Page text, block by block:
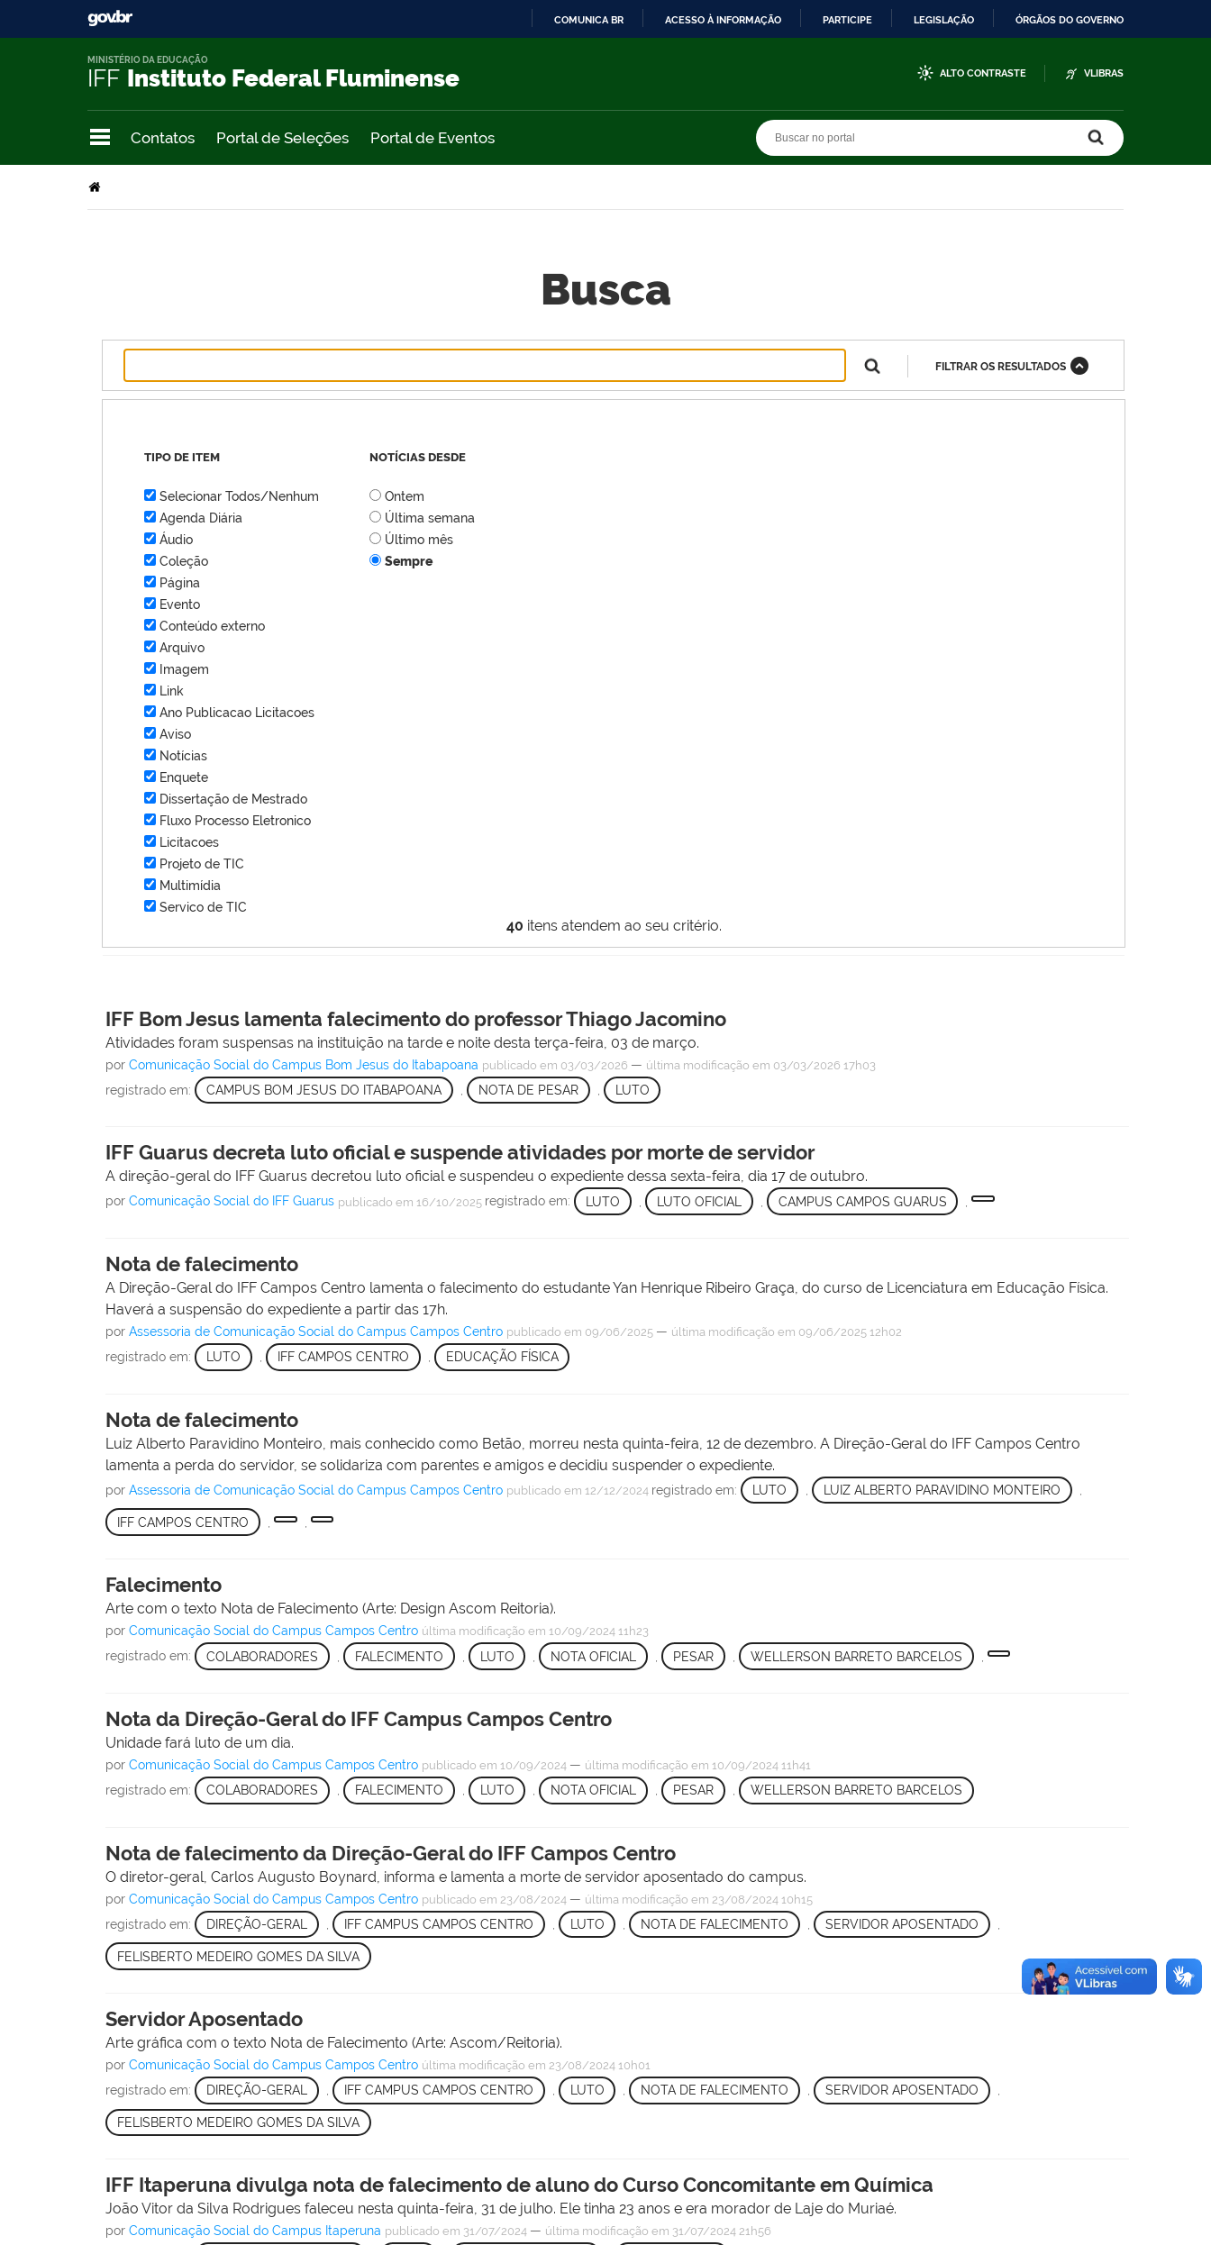
COMUNICA BR ACESSO À INFORMAÇÃO PARTICIPE LEGISLAÇÃO ÓRGÃOS DO GOVERNO
IFF Instituto Federal Fluminense
MINISTÉRIO DA EDUCAÇÃO
ALTO CONTRASTE VLIBRAS
Contatos Portal de Seleções Portal de Eventos
Busca
40 itens atendem ao seu critério.
FILTRAR OS RESULTADOS
TIPO DE ITEM
Selecionar Todos/Nenhum
Agenda Diária
Áudio
Coleção
Página
Evento
Conteúdo externo
Arquivo
Imagem
Link
Ano Publicacao Licitacoes
Aviso
Notícias
Enquete
Dissertação de Mestrado
Fluxo Processo Eletronico
Licitacoes
Projeto de TIC
Multimídia
Servico de TIC
NOTÍCIAS DESDE
Ontem
Última semana
Último mês
Sempre
IFF Bom Jesus lamenta falecimento do professor Thiago Jacomino
Atividades foram suspensas na instituição na tarde e noite desta terça-feira, 03 de março.
porComunicação Social do Campus Bom Jesus do Itabapoana publicado em 03/03/2026 — última modificação em 03/03/2026 17h03
registrado em: CAMPUS BOM JESUS DO ITABAPOANA NOTA DE PESAR LUTO
IFF Guarus decreta luto oficial e suspende atividades por morte de servidor
A direção-geral do IFF Guarus decretou luto oficial e suspendeu o expediente dessa sexta-feira, dia 17 de outubro.
porComunicação Social do IFF Guarus publicado em 16/10/2025 registrado em: LUTO LUTO OFICIAL CAMPUS CAMPOS GUARUS ,
Nota de falecimento
A Direção-Geral do IFF Campos Centro lamenta o falecimento do estudante Yan Henrique Ribeiro Graça, do curso de Licenciatura em Educação Física.
Haverá a suspensão do expediente a partir das 17h.
porAssessoria de Comunicação Social do Campus Campos Centro publicado em 09/06/2025 — última modificação em 09/06/2025 12h02
registrado em: LUTO , IFF CAMPOS CENTRO , EDUCAÇÃO FÍSICA
Nota de falecimento
Luiz Alberto Paravidino Monteiro, mais conhecido como Betão, morreu nesta quinta-feira, 12 de dezembro. A Direção-Geral do IFF Campos Centro
lamenta a perda do servidor, se solidariza com parentes e amigos e decidiu suspender o expediente.
porAssessoria de Comunicação Social do Campus Campos Centro publicado em 12/12/2024 registrado em: LUTO LUIZ ALBERTO PARAVIDINO MONTEIRO
IFF CAMPOS CENTRO
Falecimento
Arte com o texto Nota de Falecimento (Arte: Design Ascom Reitoria).
porComunicação Social do Campus Campos Centro última modificação em 10/09/2024 11h23
registrado em: COLABORADORES FALECIMENTO LUTO , NOTA OFICIAL , PESAR WELLERSON BARRETO BARCELOS
Nota da Direção-Geral do IFF Campus Campos Centro
Unidade fará luto de um dia.
porComunicação Social do Campus Campos Centro publicado em 10/09/2024 — última modificação em 10/09/2024 11h41
registrado em: COLABORADORES , FALECIMENTO , LUTO , NOTA OFICIAL , PESAR , WELLERSON BARRETO BARCELOS
Nota de falecimento da Direção-Geral do IFF Campos Centro
O diretor-geral, Carlos Augusto Boynard, informa e lamenta a morte de servidor aposentado do campus.
porComunicação Social do Campus Campos Centro publicado em 23/08/2024 — última modificação em 23/08/2024 10h15
registrado em: DIREÇÃO-GERAL IFF CAMPUS CAMPOS CENTRO LUTO , NOTA DE FALECIMENTO , SERVIDOR APOSENTADO
FELISBERTO MEDEIRO GOMES DA SILVA
Servidor Aposentado
Arte gráfica com o texto Nota de Falecimento (Arte: Ascom/Reitoria).
porComunicação Social do Campus Campos Centro última modificação em 23/08/2024 10h01
registrado em: DIREÇÃO-GERAL , IFF CAMPUS CAMPOS CENTRO , LUTO , NOTA DE FALECIMENTO , SERVIDOR APOSENTADO ,
FELISBERTO MEDEIRO GOMES DA SILVA
IFF Itaperuna divulga nota de falecimento de aluno do Curso Concomitante em Química
João Vitor da Silva Rodrigues faleceu nesta quinta-feira, 31 de julho. Ele tinha 23 anos e era morador de Laje do Muriaé.
porComunicação Social do Campus Itaperuna publicado em 31/07/2024 — última modificação em 31/07/2024 21h56